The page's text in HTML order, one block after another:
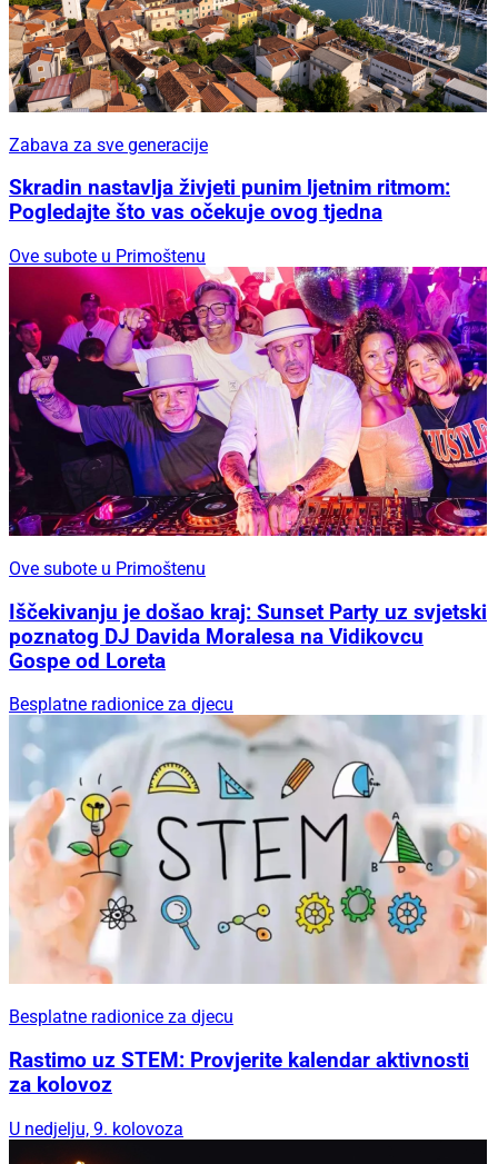
Zabava za sve generacije
Skradin nastavlja živjeti punim ljetnim ritmom:
Pogledajte što vas očekuje ovog tjedna
Ove subote u Primoštenu
Ove subote u Primoštenu
Iščekivanju je došao kraj: Sunset Party uz svjetski
poznatog DJ Davida Moralesa na Vidikovcu
Gospe od Loreta
Besplatne radionice za djecu
Besplatne radionice za djecu
Rastimo uz STEM: Provjerite kalendar aktivnosti
za kolovoz
U nedjelju, 9. kolovoza